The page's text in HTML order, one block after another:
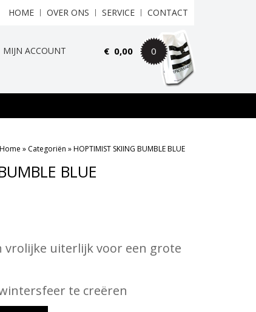
HOME OVER ONS SERVICE CONTACT
MIJN ACCOUNT € 0,00 0
Home » Categoriën »HOPTIMIST SKIING BUMBLE BLUE
BLUE
uiterlijk voor een grote
te creëren